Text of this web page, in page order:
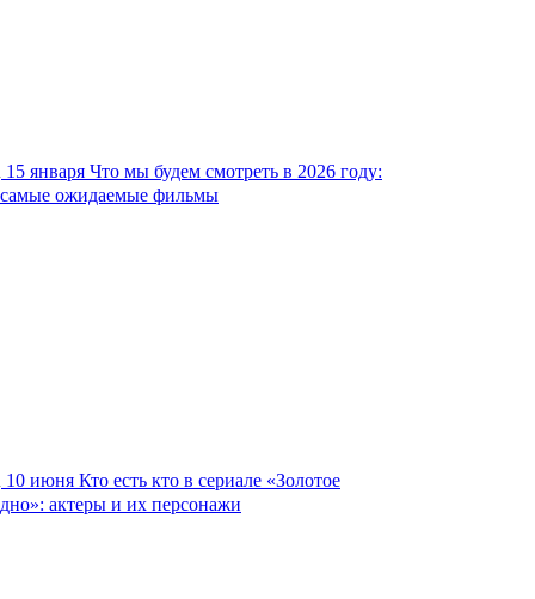
15 января Что мы будем смотреть в 2026 году:
самые ожидаемые фильмы
10 июня Кто есть кто в сериале «Золотое
дно»: актеры и их персонажи